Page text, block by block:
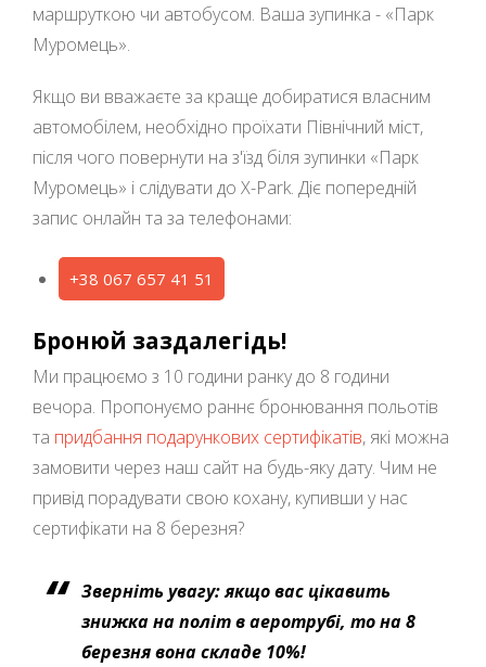
маршруткою чи автобусом. Ваша зупинка - «Парк
Муромець».
Якщо ви вважаєте за краще добиратися власним
автомобілем, необхідно проїхати Північний міст,
після чого повернути на з'їзд біля зупинки «Парк
Муромець» і слідувати до X-Park. Діє попередній
запис онлайн та за телефонами:
+38 067 657 41 51
Бронюй заздалегідь!
Ми працюємо з 10 години ранку до 8 години
вечора. Пропонуємо раннє бронювання польотів
та придбання подарункових сертифікатів, які можна
замовити через наш сайт на будь-яку дату. Чим не
привід порадувати свою кохану, купивши у нас
сертифікати на 8 березня?
Зверніть увагу: якщо вас цікавить
знижка на політ в аеротрубі, то на 8
березня вона складе 10%!